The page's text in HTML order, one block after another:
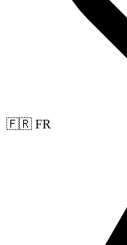
🇫🇷 FR